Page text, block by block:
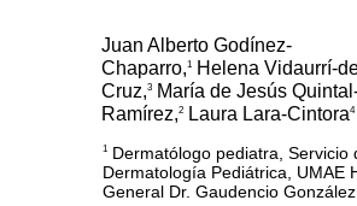
Juan Alberto Godínez-
Chaparro,1
Helena Vidaurrí-
Cruz,3
María de Jesús
Ramírez,2 Laura Lara-Cintora4
1 Dermatólogo pediatra, Servicio
Dermatología Pediátrica, UMAE
General Dr. Gaudencio González